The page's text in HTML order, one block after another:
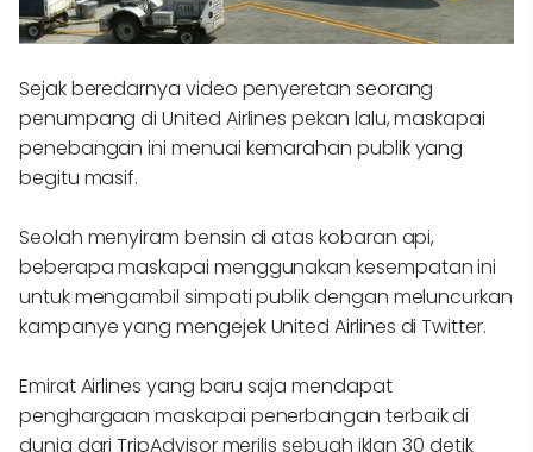
Sejak beredarnya video penyeretan seorang
penumpang di United Airlines pekan lalu, maskapai
penebangan ini menuai kemarahan publik yang
begitu masif.
Seolah menyiram bensin di atas kobaran api,
beberapa maskapai menggunakan kesempatan ini
untuk mengambil simpati publik dengan meluncurkan
kampanye yang mengejek United Airlines di Twitter.
Emirat Airlines yang baru saja mendapat
penghargaan maskapai penerbangan terbaik di
dunia dari TripAdvisor merilis sebuah iklan 30 detik